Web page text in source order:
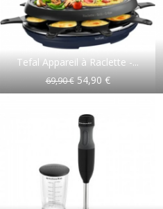
Tefal Appareil à Raclette -...
69,90 € 54,90 €